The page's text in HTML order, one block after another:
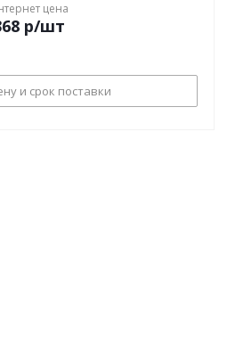
цена
р/шт
и срок поставки